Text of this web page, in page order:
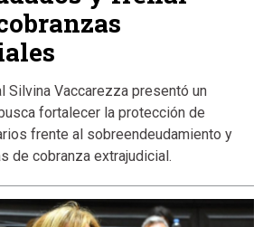
Silvina Vaccarezza presentó un
fortalecer la protección de
frente al sobreendeudamiento y
de cobranza extrajudicial.